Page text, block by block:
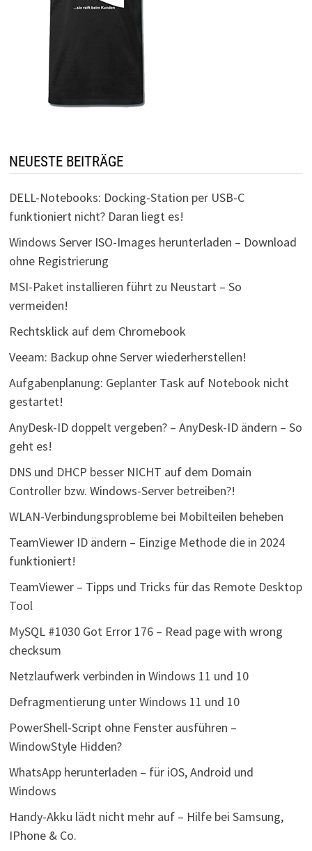
NEUESTE BEITRÄGE
DELL-Notebooks: Docking-Station per USB-C
funktioniert nicht? Daran liegt es!
Windows Server ISO-Images herunterladen – Download
ohne Registrierung
MSI-Paket installieren führt zu Neustart – So
vermeiden!
Rechtsklick auf dem Chromebook
Veeam: Backup ohne Server wiederherstellen!
Aufgabenplanung: Geplanter Task auf Notebook nicht
gestartet!
AnyDesk-ID doppelt vergeben? – AnyDesk-ID ändern – So
geht es!
DNS und DHCP besser NICHT auf dem Domain
Controller bzw. Windows-Server betreiben?!
WLAN-Verbindungsprobleme bei Mobilteilen beheben
TeamViewer ID ändern – Einzige Methode die in 2024
funktioniert!
TeamViewer – Tipps und Tricks für das Remote Desktop
Tool
MySQL #1030 Got Error 176 – Read page with wrong
checksum
Netzlaufwerk verbinden in Windows 11 und 10
Defragmentierung unter Windows 11 und 10
PowerShell-Script ohne Fenster ausführen –
WindowStyle Hidden?
WhatsApp herunterladen – für iOS, Android und
Windows
Handy-Akku lädt nicht mehr auf – Hilfe bei Samsung,
IPhone & Co.